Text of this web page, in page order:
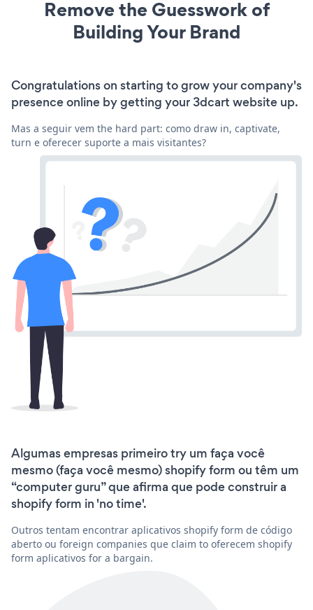
Remove the Guesswork of
Building Your Brand
Congratulations on starting to grow your company's
presence online by getting your 3dcart website up.
Mas a seguir vem the hard part: como draw in, captivate,
turn e oferecer suporte a mais visitantes?
Algumas empresas primeiro try um faça você
mesmo (faça você mesmo) shopify form ou têm um
“computer guru” que afirma que pode construir a
shopify form in 'no time'.
Outros tentam encontrar aplicativos shopify form de código
aberto ou foreign companies que claim to oferecem shopify
form aplicativos for a bargain.